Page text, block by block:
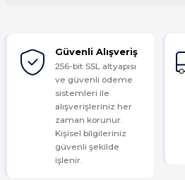
Yorum Yaz
Güvenli Alışveriş
256-bit SSL altyapısı
ve güvenli ödeme
sistemleri ile
alışverişleriniz her
zaman korunur.
Kişisel bilgileriniz
güvenli şekilde
işlenir.